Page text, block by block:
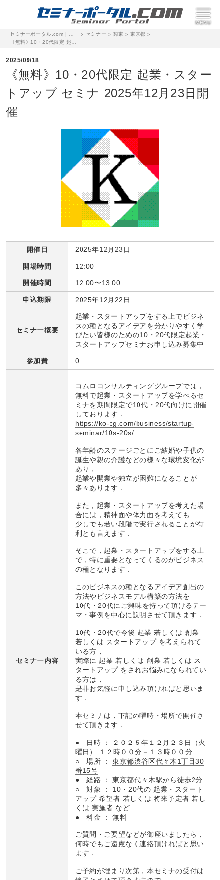
> セミナー > 関東 >東京都 >
2025/09/18
《無料》10・20代限定 起業・スター
トアップ セミナ 2025年12月23日開
催
開催日 2025年12月23日
開場時間 12:00
開催時間 12:00〜13:00
申込期限 2025年12月22日
セミナー概要
起業・スタートアップをする上でビジネ
スの種となるアイデアを分かりやすく学
びたい皆様のための10・20代限定起業・
スタートアップセミナお申し込み募集中
参加費 0
セミナー内容
コムロコンサルティンググループでは，
無料で起業・スタートアップを学べるセ
ミナを期間限定で10代・20代向けに開催
しております．
https://ko-cg.com/business/startup-
seminar/10s-20s/
各年齢のステージごとにご結婚や子供の
誕生や親の介護などの様々な環境変化が
あり，
起業や開業や独立が困難になることが
多々あります．
また，起業・スタートアップを考えた場
合には，精神面や体力面を考えても
少しでも若い段階で実行されることが有
利とも言えます．
そこで，起業・スタートアップをする上
で，特に重要となってくるのがビジネス
の種となります．
このビジネスの種となるアイデア創出の
方法やビジネスモデル構築の方法を
10代・20代にご興味を持って頂けるテー
マ・事例を中心に説明させて頂きます．
10代・20代で今後 起業 若しくは 創業
若しくは スタートアップ を考えられて
いる方，
実際に 起業 若しくは 創業 若しくは ス
タートアップ をされお悩みになられてい
る方は，
是非お気軽に申し込み頂ければと思いま
す．
本セミナは，下記の曜時・場所で開催さ
せて頂きます．
● 日時 ： ２０２５年１２月２３日（火
曜日） １２時００分－１３時００分
○ 場所 ：東京都渋谷区代々木1丁目30
番15号
● 経路 ：東京都代々木駅から徒歩2分
○ 対象 ： 10・20代の 起業・スタート
アップ 希望者 若しくは 将来予定者 若し
くは 実施者 など
● 料金 ： 無料
ご質問・ご要望などが御座いましたら，
何時でもご遠慮なく連絡頂ければと思い
ます．
ご予約が埋まり次第，本セミナの受付は